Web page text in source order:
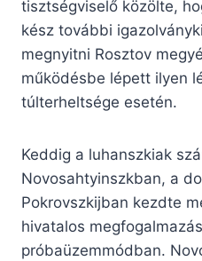
tisztségviselő közölte,
kész további
megnyitni Rosztov
működésbe lépett ilyen
túlterheltsége esetén.
Keddig a luhanszkiak
Novosahtyinszkban, a
Pokrovszkijban kezdte
hivatalos
próbaüzemmódban.